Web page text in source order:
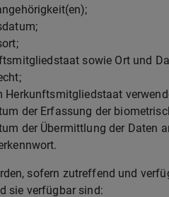
sowie Ort und
Herkunftsmitgliedstaat
der Erfassung der
der Übermittlung der Daten
sofern zutreffend und
sie verfügbar sind: